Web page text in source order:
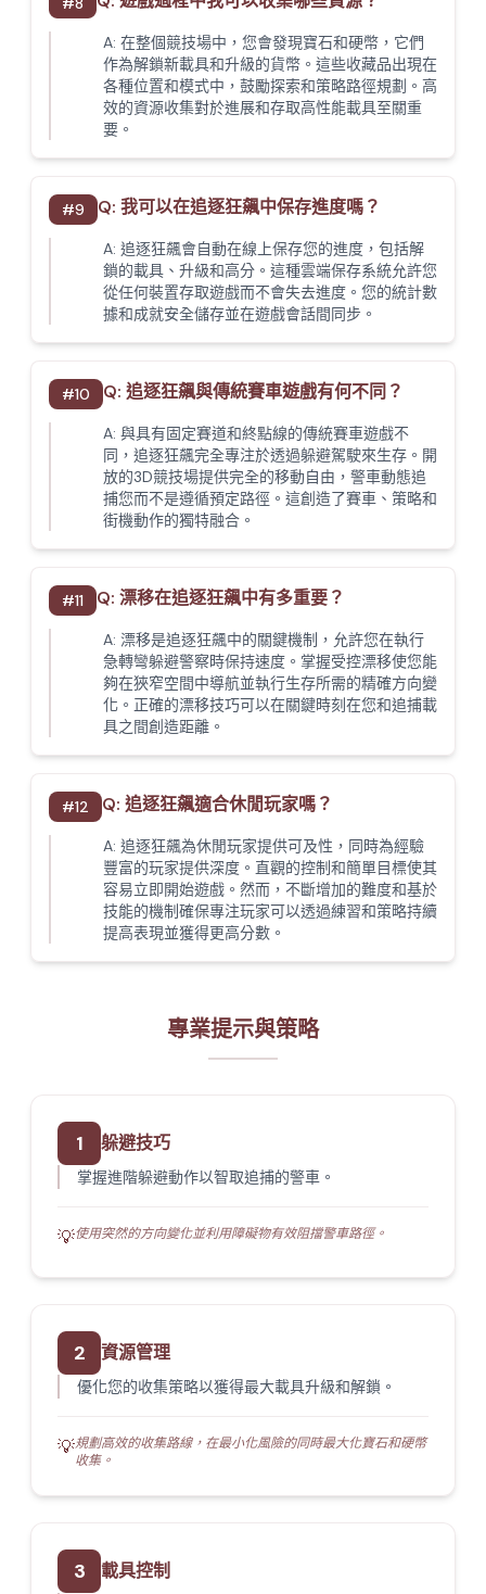
A: 在整個競技場中，您會發現寶石和硬幣，它們
作為解鎖新載具和升級的貨幣。這些收藏品出現在
各種位置和模式中，鼓勵探索和策略路徑規劃。高
效的資源收集對於進展和存取高性能載具至關重
要。
#9 Q: 我可以在追逐狂飆中保存進度嗎？
A: 追逐狂飆會自動在線上保存您的進度，包括解
鎖的載具、升級和高分。這種雲端保存系統允許您
從任何裝置存取遊戲而不會失去進度。您的統計數
據和成就安全儲存並在遊戲會話間同步。
#10 Q: 追逐狂飆與傳統賽車遊戲有何不同？
A: 與具有固定賽道和終點線的傳統賽車遊戲不
同，追逐狂飆完全專注於透過躲避駕駛來生存。開
放的3D競技場提供完全的移動自由，警車動態追
捕您而不是遵循預定路徑。這創造了賽車、策略和
街機動作的獨特融合。
#11 Q: 漂移在追逐狂飆中有多重要？
A: 漂移是追逐狂飆中的關鍵機制，允許您在執行
急轉彎躲避警察時保持速度。掌握受控漂移使您能
夠在狹窄空間中導航並執行生存所需的精確方向變
化。正確的漂移技巧可以在關鍵時刻在您和追捕載
具之間創造距離。
#12 Q: 追逐狂飆適合休閒玩家嗎？
A: 追逐狂飆為休閒玩家提供可及性，同時為經驗
豐富的玩家提供深度。直觀的控制和簡單目標使其
容易立即開始遊戲。然而，不斷增加的難度和基於
技能的機制確保專注玩家可以透過練習和策略持續
提高表現並獲得更高分數。
專業提示與策略
1 躲避技巧
掌握進階躲避動作以智取追捕的警車。
💡使用突然的方向變化並利用障礙物有效阻擋警車路徑。
2 資源管理
優化您的收集策略以獲得最大載具升級和解鎖。
💡規劃高效的收集路線，在最小化風險的同時最大化寶石和硬幣
收集。
3 載具控制